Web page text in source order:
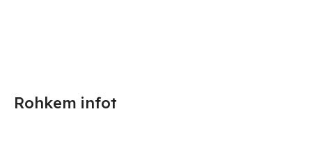
Rohkem infot